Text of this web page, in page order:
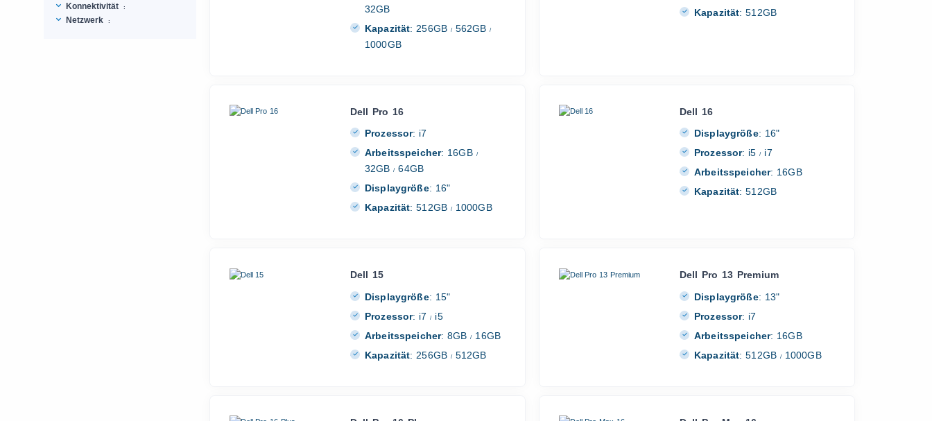
32GB
Kapazität: 256GB / 562GB/
1000GB
Kapazität: 512GB
Dell Pro 16
Prozessor: i7
Arbeitsspeicher: 16GB /
32GB/ 64GB
Displaygröße: 16"
Kapazität: 512GB / 1000GB
Dell 16
Displaygröße: 16"
Prozessor: i5/ i7
Arbeitsspeicher: 16GB
Kapazität: 512GB
Dell 15
Displaygröße: 15"
Prozessor: i7/ i5
Arbeitsspeicher: 8GB/ 16GB
Kapazität: 256GB / 512GB
Dell Pro 13 Premium
Displaygröße: 13"
Prozessor: i7
Arbeitsspeicher: 16GB
Kapazität: 512GB / 1000GB
Konnektivität :
Netzwerk :